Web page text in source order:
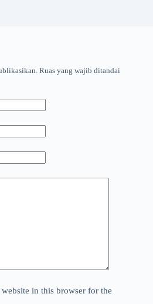
Ruas yang wajib ditandai
in this browser for the